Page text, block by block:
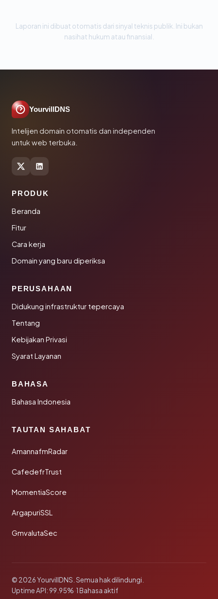
Laporan ini dibuat otomatis dari sinyal teknis publik. Ini bukan
nasihat hukum atau finansial.
YourvillDNS
Intelijen domain otomatis dan independen
untuk web terbuka.
PRODUK
Beranda
Fitur
Cara kerja
Domain yang baru diperiksa
PERUSAHAAN
Didukung infrastruktur tepercaya
Tentang
Kebijakan Privasi
Syarat Layanan
BAHASA
Bahasa Indonesia
TAUTAN SAHABAT
AmannafmRadar
CafedefrTrust
MomentiaScore
ArgapuriSSL
GmvalutaSec
© 2026 YourvillDNS. Semua hak dilindungi.
Uptime API: 99.95%·1 Bahasa aktif